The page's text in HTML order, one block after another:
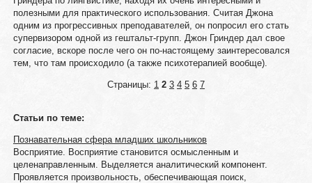
полезными для практического использования. Считая Джона
одним из прогрессивных преподавателей, он попросил его стать
супервизором одной из гештальт-групп. Джон Гриндер дал свое
согласие, вскоре после чего он по-настоящему заинтересовался
тем, что там происходило (а также психотерапией вообще).
Страницы: 1 2 3 4 5 6 7
Статьи по теме:
Познавательная сфера младших школьников
Восприятие. Восприятие становится осмысленным и
целенаправленным. Выделяется аналитический компонент.
Проявляется произвольность, обеспечивающая поиск,